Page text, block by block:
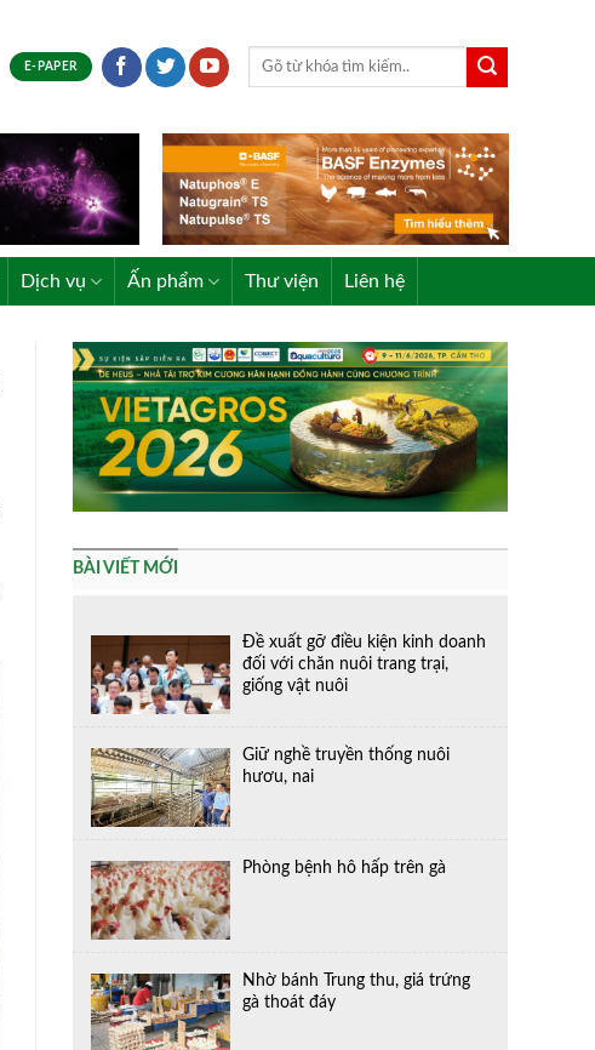
E-PAPER
Dịch vụ Ấn phẩm Thư viện Liên hệ
BÀI VIẾT MỚI
Đề xuất gỡ điều kiện kinh doanh
đối với chăn nuôi trang trại,
giống vật nuôi
Giữ nghề truyền thống nuôi
hươu, nai
Phòng bệnh hô hấp trên gà
Nhờ bánh Trung thu, giá trứng
gà thoát đáy